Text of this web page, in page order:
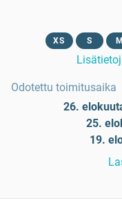
XS S M
Odotettu toimitusaika
26.
25.
19.